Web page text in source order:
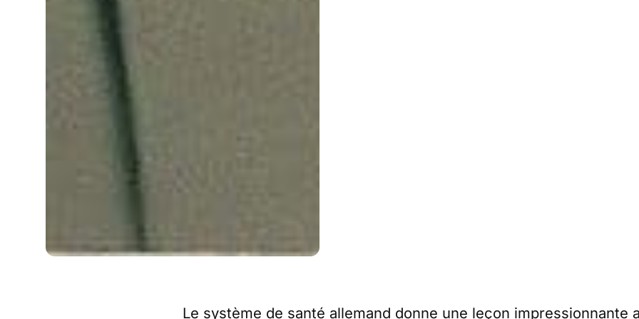
Le système de santé allemand donne une leçon impressionnante